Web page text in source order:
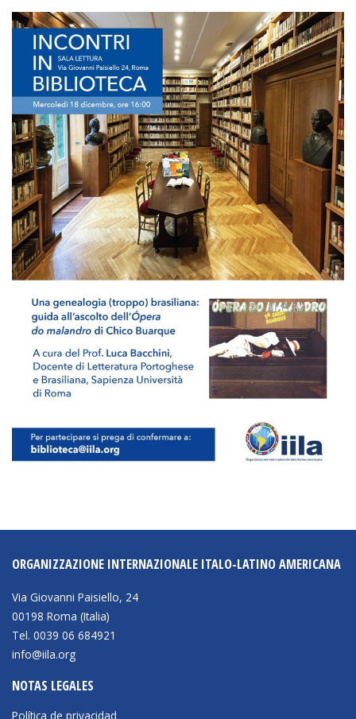
Empoderamiento socio-económico
Justicia y Seguridad
EUROsociAL
EL PAcCTO
EUROFRONT
COPOLAD III
AL-INVEST Verde
MEDIOS
Vídeos
Audios
BIBLIOTECA
Biblioteca
Convocatorias
Becas
Alta Formación
Para las empresas
Registro de proveedores
Contratos/Acuerdos/Grant
ORGANIZZAZIONE INTERNAZIONALE ITALO-LATINO AMERICANA
Via Giovanni Paisiello, 24
00198 Roma (Italia)
Tel. 0039 06 684921
info@iila.org
NOTAS LEGALES
Política de privacidad